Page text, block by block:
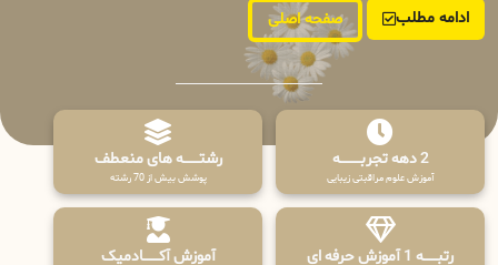
ادامه مطلب صفحه اصلی
2 دهه تجربـــــــــه
آموزش علوم مراقبتی زیبایی
رشتـــــــه های منعطف
پوشش بیش از 70 رشته
رتبــــــه 1 آموزش حرفه ای آموزش آکـــــــادمیک